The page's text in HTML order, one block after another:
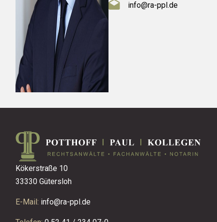
info@ra-ppl.de
Kökerstraße 10
33330 Gütersloh
E-Mail: info@ra-ppl.de